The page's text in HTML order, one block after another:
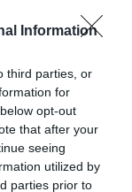
Information
third parties, or
for
opt-out
that after your
seeing
utilized by
parties prior to
értékeit, az